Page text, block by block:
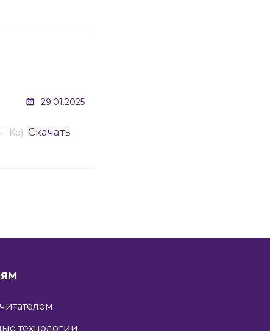
29.01.2025
Kb) Скачать
технологии